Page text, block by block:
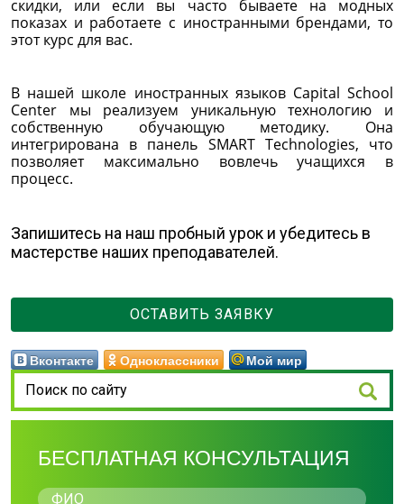
скидки, или если вы часто бываете на модных
показах и работаете с иностранными брендами, то
этот курс для вас.
В нашей школе иностранных языков Capital School
Center мы реализуем уникальную технологию и
собственную обучающую методику. Она
интегрирована в панель SMART Technologies, что
позволяет максимально вовлечь учащихся в
процесс.
Запишитесь на наш пробный урок и убедитесь в
мастерстве наших преподавателей.
ОСТАВИТЬ ЗАЯВКУ
Вконтакте Одноклассники Мой мир
БЕСПЛАТНАЯ КОНСУЛЬТАЦИЯ